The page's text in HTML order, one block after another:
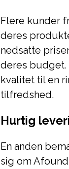
Flere kunder
deres
nedsatte
deres budget.
kvalitet til en
tilfredshed.
Hurtig
En anden
sig om